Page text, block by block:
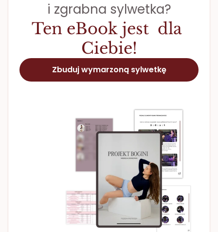
i zgrabna sylwetka?
Ten eBook jest  dla
Ciebie!
Zbuduj wymarzoną sylwetkę